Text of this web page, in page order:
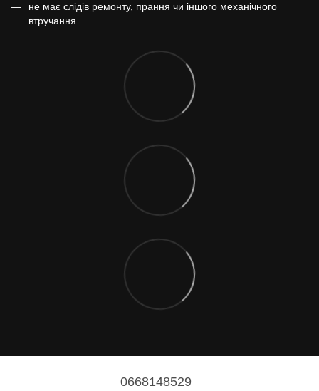
не має слідів ремонту, прання чи іншого механічного
втручання
0668148529